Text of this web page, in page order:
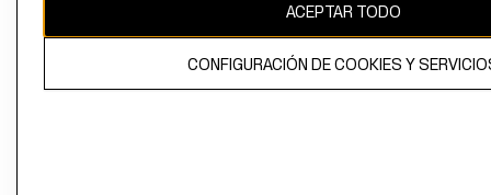
El contenido de esta página web está protegido por copyright y es
ACEPTAR TODO
CONFIGURACIÓN DE COOKIES Y